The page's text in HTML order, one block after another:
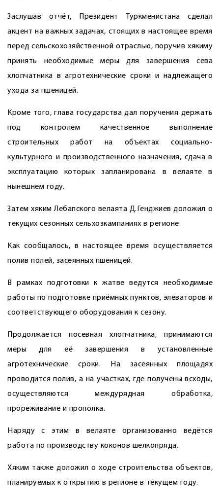
Заслушав отчёт, Президент Туркменистана сделал
акцент на важных задачах, стоящих в настоящее время
перед сельскохозяйственной отраслью, поручив хякиму
принять необходимые меры для завершения сева
хлопчатника в агротехнические сроки и надлежащего
ухода за пшеницей.
Кроме того, глава государства дал поручения держать
под контролем качественное выполнение
строительных работ на объектах социально-
культурного и производственного назначения, сдача в
эксплуатацию которых запланирована в велаяте в
нынешнем году.
Затем хяким Лебапского велаята Д.Генджиев доложил о
текущих сезонных сельхозкампаниях в регионе.
Как сообщалось, в настоящее время осуществляется
полив полей, засеянных пшеницей.
В рамках подготовки к жатве ведутся необходимые
работы по подготовке приёмных пунктов, элеваторов и
соответствующего оборудования к сезону.
Продолжается посевная хлопчатника, принимаются
меры для её завершения в установленные
агротехнические сроки. На засеянных площадях
проводится полив, а на участках, где получены всходы,
осуществляются междурядная обработка,
прореживание и прополка.
Наряду с этим в велаяте организованно ведётся
работа по производству коконов шелкопряда.
Хяким также доложил о ходе строительства объектов,
планируемых к открытию в регионе в текущем году.